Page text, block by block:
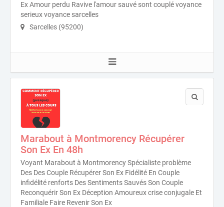
Ex Amour perdu Ravive l'amour sauvé sont couplé voyance
serieux voyance sarcelles
Sarcelles (95200)
Marabout à Montmorency Récupérer
Son Ex En 48h
Voyant Marabout à Montmorency Spécialiste problème
Des Des Couple Récupérer Son Ex Fidélité En Couple
infidélité renforts Des Sentiments Sauvés Son Couple
Reconquérir Son Ex Déception Amoureux crise conjugale Et
Familiale Faire Revenir Son Ex